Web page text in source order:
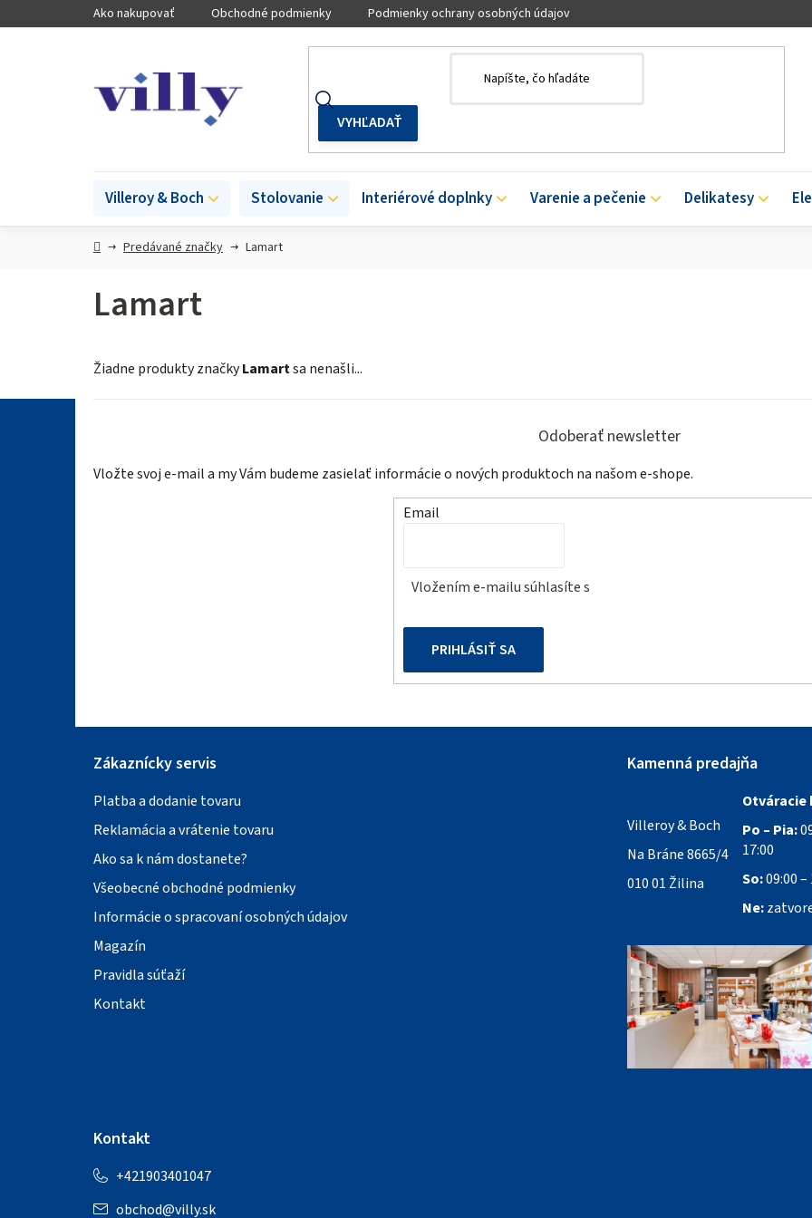
na
Ako nakupovať Obchodné podmienky Podmienky ochrany osobných údajov
Villeroy & Boch Stolovanie Interiérové doplnky Varenie a pečenie Delikatesy
DomovPredávané značky Lamart
Lamart
Žiadne produkty značkyLamartsa nenašli...
Odoberať newsletter
Vložte svoj e-mail a my Vám budeme zasielať informácie o nových produktoch na našom e-shope.
Email
Vložením e-mailu súhlasíte s
PRIHLÁSIŤ SA
Zákaznícky servis
Platba a dodanie tovaru
Reklamácia a vrátenie tovaru
Ako sa k nám dostanete?
Všeobecné obchodné podmienky
Informácie o spracovaní osobných údajov
Magazín
Pravidla súťaží
Kontakt
Kamenná predajňa
Villeroy & Boch
Na Bráne 8665/4
010 01 Žilina
Otváracie
Po – Pia:
17:00
So:09:00 –
Ne:
Kontakt
obchod@villy.sk
+421903401047